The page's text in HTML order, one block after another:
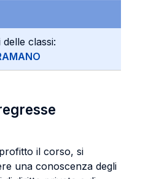
classi:
il corso, si
una conoscenza degli